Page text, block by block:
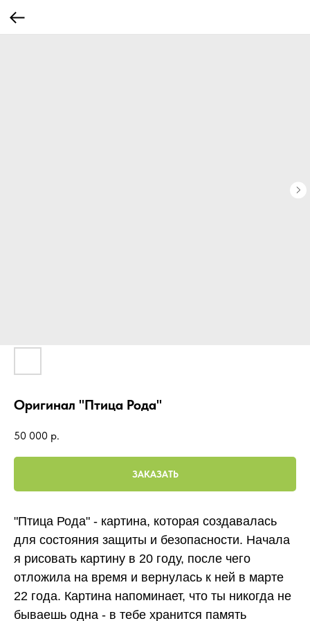
Оригинал "Птица Рода"
50 000 р.
ЗАКАЗАТЬ
"Птица Рода" - картина, которая создавалась
для состояния защиты и безопасности. Начала
я рисовать картину в 20 году, после чего
отложила на время и вернулась к ней в марте
22 года. Картина напоминает, что ты никогда не
бываешь одна - в тебе хранится память